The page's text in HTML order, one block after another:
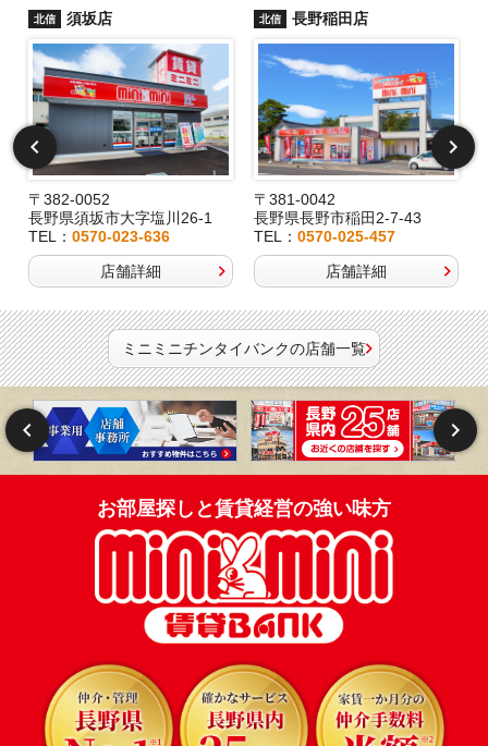
北信 須坂店
〒382-0052
長野県須坂市大字塩川26-1
TEL：0570-023-636
店舗詳細
北信 長野稲田店
〒381-0042
長野県長野市稲田2-7-43
TEL：0570-025-457
店舗詳細
ミニミニチンタイバンクの店舗一覧
お部屋探しと賃貸経営の強い味方